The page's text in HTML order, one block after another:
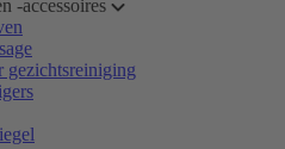
-accessoires
gezichtsreiniging